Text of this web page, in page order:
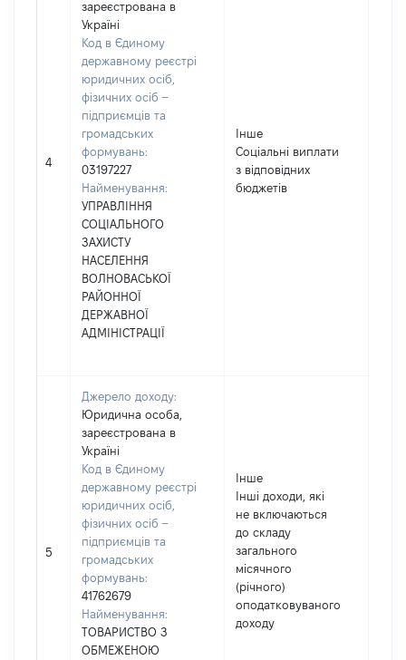
4
зареєстрована в
Україні
Код в Єдиному
державному реєстрі
юридичних осіб,
фізичних осіб –
підприємців та
громадських
формувань:
03197227
Найменування:
УПРАВЛІННЯ
СОЦІАЛЬНОГО
ЗАХИСТУ
НАСЕЛЕННЯ
ВОЛНОВАСЬКОЇ
РАЙОННОЇ
ДЕРЖАВНОЇ
АДМІНІСТРАЦІЇ
Інше
Соціальні виплати
з відповідних
бюджетів
5
Джерело доходу:
Юридична особа,
зареєстрована в
Україні
Код в Єдиному
державному реєстрі
юридичних осіб,
фізичних осіб –
підприємців та
громадських
формувань:
41762679
Найменування:
ТОВАРИСТВО З
ОБМЕЖЕНОЮ
Інше
Інші доходи, які
не включаються
до складу
загального
місячного
(річного)
оподатковуваного
доходу